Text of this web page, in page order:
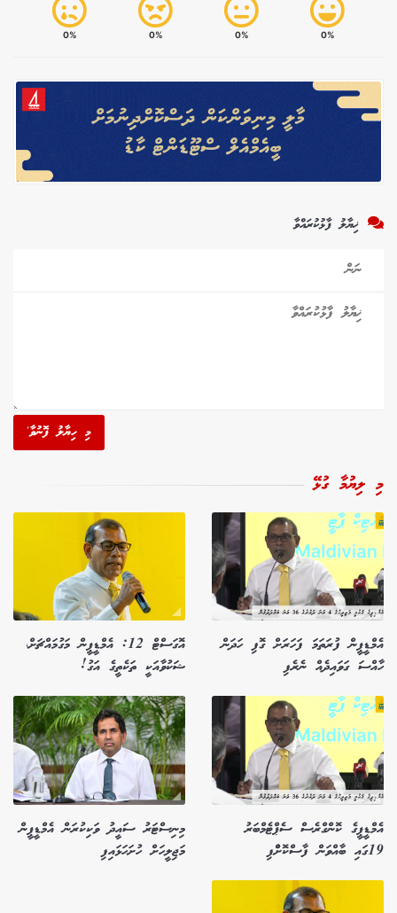
0%
0%
0%
0%
ޚިޔާލު ފާޅުކުރައްވާ
މި ހިޔާލު ފޮނުވާ'
މި ލިޔުމާ ގުޅޭ
އެމްޑީޕީން ފުރަތަމަ ފަހަރަށް ގޮފި ހަދަން
ހާއްސަ ގަވައިދެއް ނެރެފި
އޮގަސްޓް 12: އެމްޑީޕީން މަގުމައްޗަށް،
ޝަކުވާއަކީ ތަކެތީގެ އަގު!
އެމްޑީޕީގެ ކޮންގްރެސް ސެޕްޓެމްބަރު
19ގައި ބާއްވަން ފާސްކޮށްްފި
މިނިސްޓަރު ސައީދު ވަކިކުރަން އެމްޑީޕީން
މަޖިލީހަށް ހުށަހަޅައިފި